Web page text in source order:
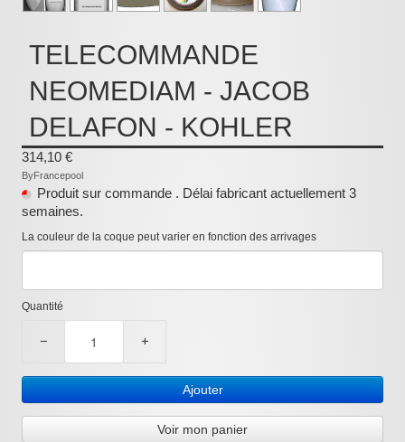
TELECOMMANDE
NEOMEDIAM - JACOB
DELAFON - KOHLER
314,10 €
ByFrancepool
Produit sur commande . Délai fabricant actuellement 3
semaines.
La couleur de la coque peut varier en fonction des arrivages
Quantité
− +
Ajouter
Voir mon panier